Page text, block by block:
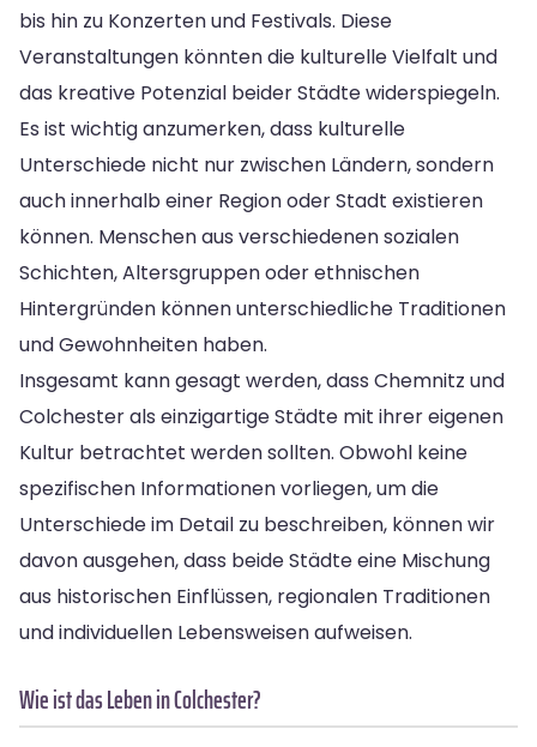
bis hin zu Konzerten und Festivals. Diese
Veranstaltungen könnten die kulturelle Vielfalt und
das kreative Potenzial beider Städte widerspiegeln.
Es ist wichtig anzumerken, dass kulturelle
Unterschiede nicht nur zwischen Ländern, sondern
auch innerhalb einer Region oder Stadt existieren
können. Menschen aus verschiedenen sozialen
Schichten, Altersgruppen oder ethnischen
Hintergründen können unterschiedliche Traditionen
und Gewohnheiten haben.
Insgesamt kann gesagt werden, dass Chemnitz und
Colchester als einzigartige Städte mit ihrer eigenen
Kultur betrachtet werden sollten. Obwohl keine
spezifischen Informationen vorliegen, um die
Unterschiede im Detail zu beschreiben, können wir
davon ausgehen, dass beide Städte eine Mischung
aus historischen Einflüssen, regionalen Traditionen
und individuellen Lebensweisen aufweisen.
Wie ist das Leben in Colchester?